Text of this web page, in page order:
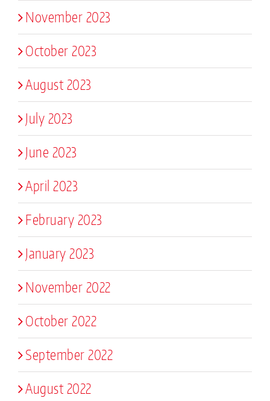
November 2023
October 2023
August 2023
July 2023
June 2023
April 2023
February 2023
January 2023
November 2022
October 2022
September 2022
August 2022